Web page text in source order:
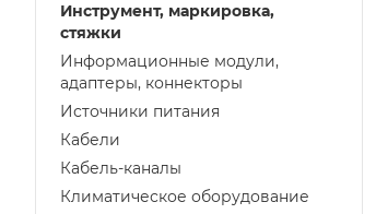
Инструмент, маркировка,
стяжки
Информационные модули,
адаптеры, коннекторы
Источники питания
Кабели
Кабель-каналы
Климатическое оборудование